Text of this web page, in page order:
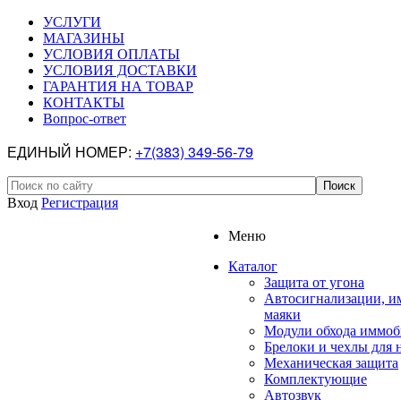
УСЛУГИ
МАГАЗИНЫ
УСЛОВИЯ ОПЛАТЫ
УСЛОВИЯ ДОСТАВКИ
ГАРАНТИЯ НА ТОВАР
КОНТАКТЫ
Вопрос-ответ
ЕДИНЫЙ НОМЕР: +7(383) 349-56-79
Вход Регистрация
Меню
Каталог
Защита от угона
Автосигнализации,
маяки
Модули обхода
Брелоки и чехлы для
Механическая защита
Комплектующие
Автозвук